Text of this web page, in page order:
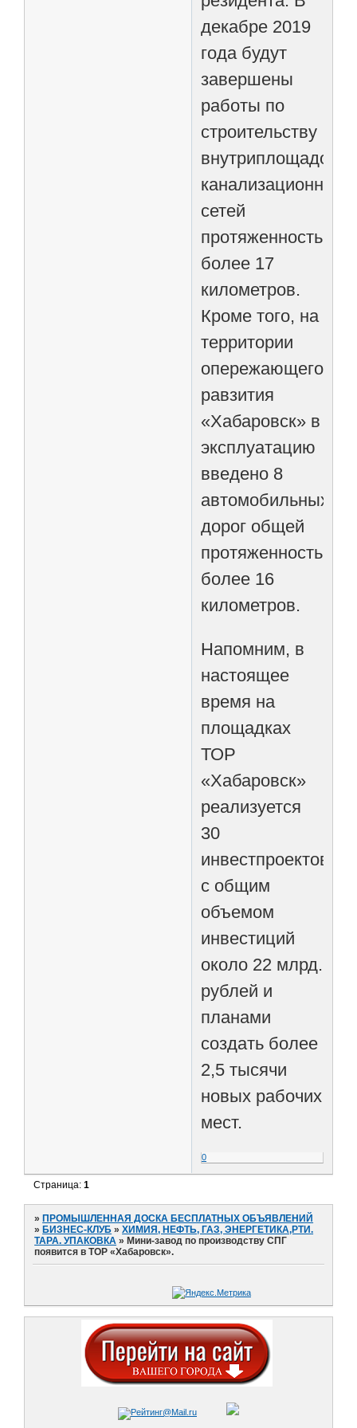
декабре 2019
года будут
завершены
работы по
строительству
канализационных
сетей
протяженностью
более 17
километров.
Кроме того, на
территории
опережающего
равзития
«Хабаровск» в
эксплуатацию
введено 8
автомобильных
дорог общей
протяженностью
более 16
километров.
Напомним, в
настоящее
время на
площадках
ТОР
«Хабаровск»
реализуется
30
инвестпроектов
с общим
объемом
инвестиций
около 22 млрд.
рублей и
планами
создать более
2,5 тысячи
новых рабочих
мест.
0
Страница:1
» ПРОМЫШЛЕННАЯ ДОСКА БЕСПЛАТНЫХ ОБЪЯВЛЕНИЙ
» БИЗНЕС-КЛУБ »ХИМИЯ, НЕФТЬ, ГАЗ, ЭНЕРГЕТИКА,РТИ.
ТАРА. УПАКОВКА » Мини-завод по производству СПГ
появится в ТОР «Хабаровск».